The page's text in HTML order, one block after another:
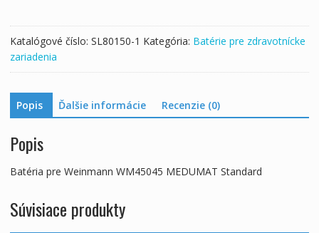
Katalógové číslo: SL80150-1 Kategória: Batérie pre zdravotnícke
zariadenia
Popis Ďalšie informácie Recenzie (0)
Popis
Batéria pre Weinmann WM45045 MEDUMAT Standard
Súvisiace produkty